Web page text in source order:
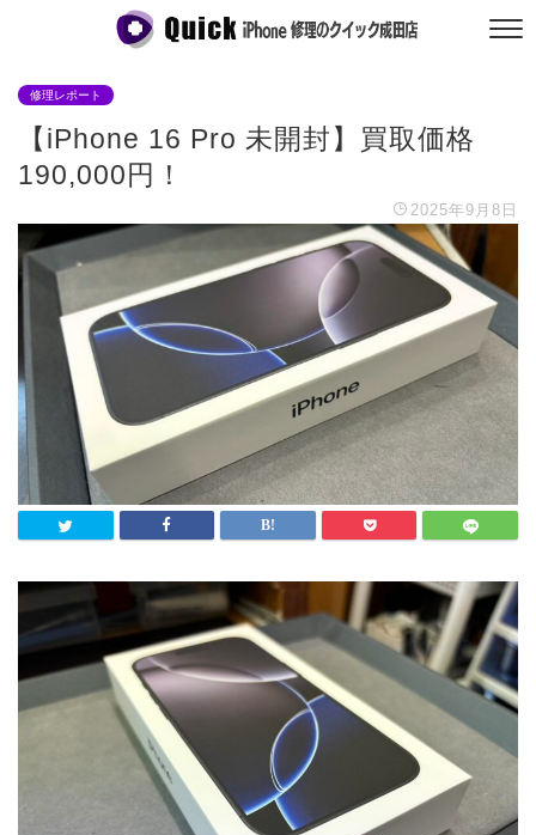
修理レポート
【iPhone 16 Pro 未開封】買取価格
190,000円！
2025年9月8日